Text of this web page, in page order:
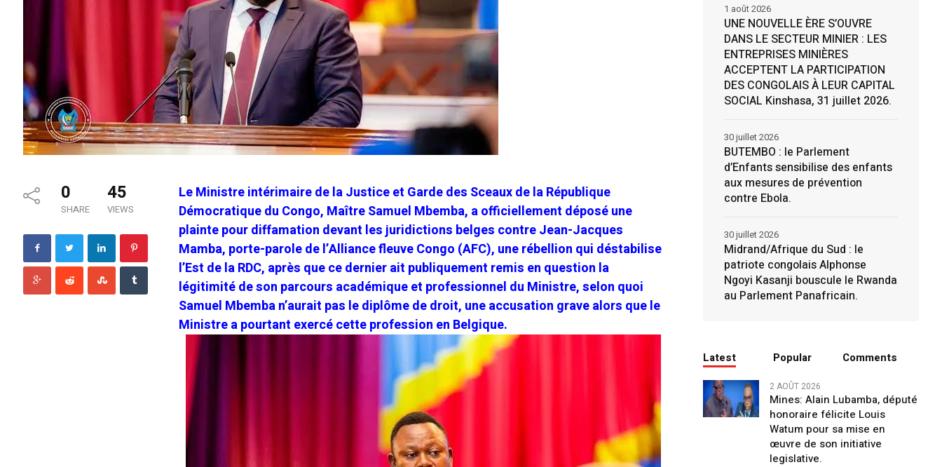
0
SHARE
45
VIEWS
Le Ministre intérimaire de la Justice et Garde des Sceaux de la République
Démocratique du Congo, Maître Samuel Mbemba, a officiellement déposé une
plainte pour diffamation devant les juridictions belges contre Jean-Jacques
Mamba, porte-parole de l’Alliance fleuve Congo (AFC), une rébellion qui déstabilise
l’Est de la RDC, après que ce dernier ait publiquement remis en question la
légitimité de son parcours académique et professionnel du Ministre, selon quoi
Samuel Mbemba n’aurait pas le diplôme de droit, une accusation grave alors que le
Ministre a pourtant exercé cette profession en Belgique.
UNE NOUVELLE ÈRE S’OUVRE
DANS LE SECTEUR MINIER : LES
ENTREPRISES MINIÈRES
ACCEPTENT LA PARTICIPATION
DES CONGOLAIS À LEUR CAPITAL
SOCIAL Kinshasa, 31 juillet 2026.
1 août 2026
BUTEMBO : le Parlement
d’Enfants sensibilise des enfants
aux mesures de prévention
contre Ebola.
30 juillet 2026
Midrand/Afrique du Sud : le
patriote congolais Alphonse
Ngoyi Kasanji bouscule le Rwanda
au Parlement Panafricain.
30 juillet 2026
Latest Popular Comments
2 AOÛT 2026
Mines: Alain Lubamba, député
honoraire félicite Louis
Watum pour sa mise en
œuvre de son initiative
legislative.